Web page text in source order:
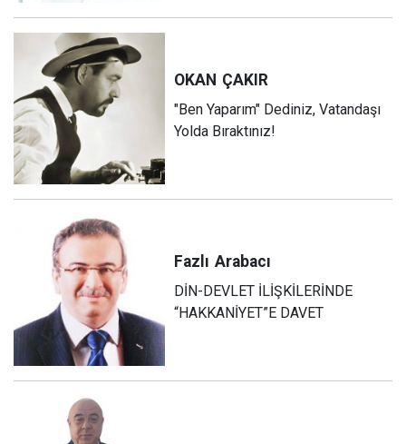
OKAN ÇAKIR
"Ben Yaparım" Dediniz, Vatandaşı
Yolda Bıraktınız!
Fazlı Arabacı
DİN-DEVLET İLİŞKİLERİNDE
“HAKKANİYET”E DAVET